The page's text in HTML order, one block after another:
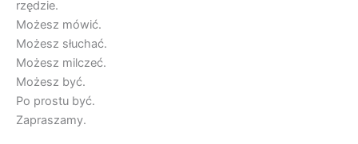
rzędzie.
Możesz mówić.
Możesz słuchać.
Możesz milczeć.
Możesz być.
Po prostu być.
Zapraszamy.